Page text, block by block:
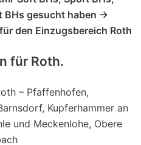
gesucht haben ->
den Einzugsbereich Roth
für Roth.
– Pfaffenhofen,
Kupferhammer an
und Meckenlohe, Obere